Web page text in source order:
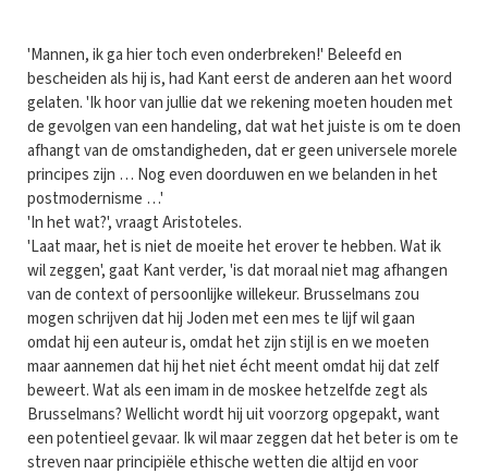
'Mannen, ik ga hier toch even onderbreken!' Beleefd en
bescheiden als hij is, had Kant eerst de anderen aan het woord
gelaten. 'Ik hoor van jullie dat we rekening moeten houden met
de gevolgen van een handeling, dat wat het juiste is om te doen
afhangt van de omstandigheden, dat er geen universele morele
principes zijn … Nog even doorduwen en we belanden in het
postmodernisme …'
'In het wat?', vraagt Aristoteles.
'Laat maar, het is niet de moeite het erover te hebben. Wat ik
wil zeggen', gaat Kant verder, 'is dat moraal niet mag afhangen
van de context of persoonlijke willekeur. Brusselmans zou
mogen schrijven dat hij Joden met een mes te lijf wil gaan
omdat hij een auteur is, omdat het zijn stijl is en we moeten
maar aannemen dat hij het niet écht meent omdat hij dat zelf
beweert. Wat als een imam in de moskee hetzelfde zegt als
Brusselmans? Wellicht wordt hij uit voorzorg opgepakt, want
een potentieel gevaar. Ik wil maar zeggen dat het beter is om te
streven naar principiële ethische wetten die altijd en voor